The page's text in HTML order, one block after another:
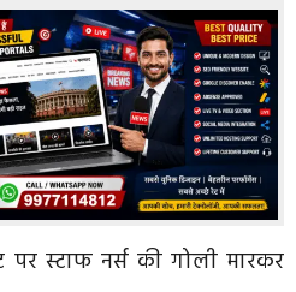
स्टाफ नर्स की गोली मारकर